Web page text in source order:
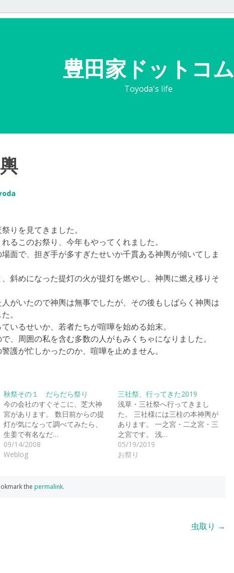
豊田家ドットコム
Toyoda's life
りを見てきました。
るこのお祭り、今年もやってくれました。
面で、担ぎ手が多すぎたせいか千貫ある神輿が傾いてしま
斜めになった提灯の火が提灯を燃やし、神輿に燃え移りそ
がいたので神輿は無事でしたが、その後もしばらく神輿は
。
いるせいか、若者たちが喧嘩を始める始末。
、周囲の私を含む多数の人がもみくちゃになりました。
護が忙しかったのか、喧嘩を止めません。
秋祭その１ だらだら祭り
今の会社のすぐそこに、芝大神
宮があります。 数日前からの提
灯が気になって調べてみたら、
生姜で有名なだ…
09/14/2008
Weblog
三社祭、行ってきた2019
浅草・三社祭へ行ってきまし
た。 三社様には三柱の本神輿が
あります。 一之宮・二之宮・三
之宮です。 浅…
05/19/2019
お祭り
the permalink.
虫取り →